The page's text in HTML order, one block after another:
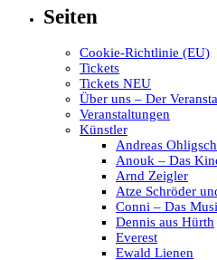
Seiten
Cookie-Richtlinie (EU)
Tickets
Tickets NEU
Über uns – Der
Veranstaltungen
Künstler
Andreas
Anouk – Das
Arnd Zeigler
Atze Schröder
Conni – Das
Dennis aus Hürth
Everest
Ewald Lienen